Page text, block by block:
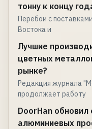
тонну к концу
Перебои с
Востока и
Лучшие
цветных
рынке?
Редакция журнала
продолжает работу
DoorHan
алюминиевых